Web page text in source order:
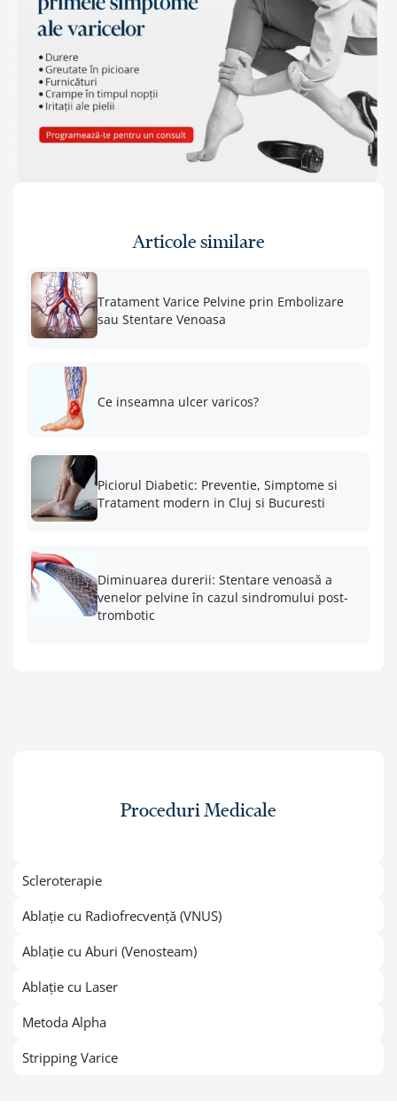
Proceduri Medicale
Scleroterapie
Ablație cu Radiofrecvență (VNUS)
Ablație cu Aburi (Venosteam)
Ablație cu Laser
Metoda Alpha
Stripping Varice
Articole similare
Tratament Varice Pelvine prin Embolizare
sau Stentare Venoasa
Ce inseamna ulcer varicos?
Piciorul Diabetic: Preventie, Simptome si
Tratament modern in Cluj si Bucuresti
Diminuarea durerii: Stentare venoasă a
venelor pelvine în cazul sindromului post-
trombotic